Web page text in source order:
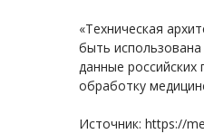
«Техническая
быть
данные
обработку
Источник: https://